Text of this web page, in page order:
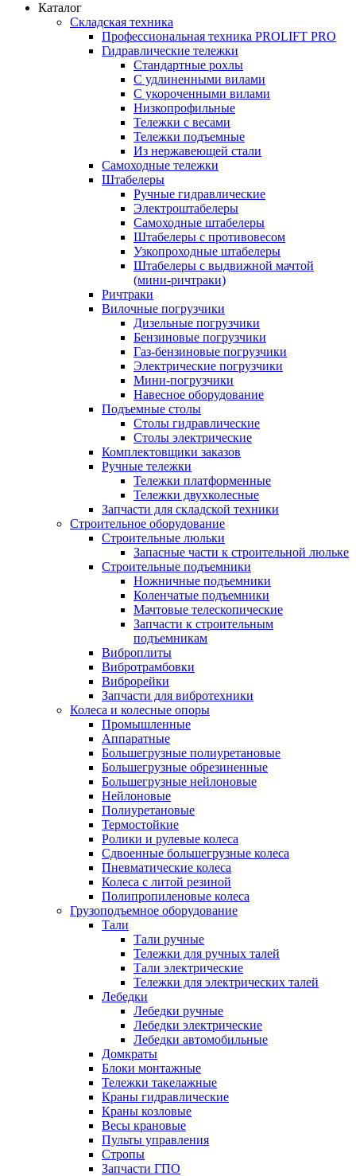
Каталог
Складская техника
Профессиональная техника PROLIFT PRO
Гидравлические тележки
Стандартные рохлы
С удлиненными вилами
С укороченными вилами
Низкопрофильные
Тележки с весами
Тележки подъемные
Из нержавеющей стали
Самоходные тележки
Штабелеры
Ручные гидравлические
Электроштабелеры
Самоходные штабелеры
Штабелеры с противовесом
Узкопроходные штабелеры
Штабелеры с выдвижной мачтой
(мини-ричтраки)
Ричтраки
Вилочные погрузчики
Дизельные погрузчики
Бензиновые погрузчики
Газ-бензиновые погрузчики
Электрические погрузчики
Мини-погрузчики
Навесное оборудование
Подъемные столы
Столы гидравлические
Столы электрические
Комплектовщики заказов
Ручные тележки
Тележки платформенные
Тележки двухколесные
Запчасти для складской техники
Строительное оборудование
Строительные люльки
Запасные части к строительной люльке
Строительные подъемники
Ножничные подъемники
Коленчатые подъемники
Мачтовые телескопические
Запчасти к строительным
подъемникам
Виброплиты
Вибротрамбовки
Виброрейки
Запчасти для вибротехники
Колеса и колесные опоры
Промышленные
Аппаратные
Большегрузные полиуретановые
Большегрузные обрезиненные
Большегрузные нейлоновые
Нейлоновые
Полиуретановые
Термостойкие
Ролики и рулевые колеса
Сдвоенные большегрузные колеса
Пневматические колеса
Колеса с литой резиной
Полипропиленовые колеса
Грузоподъемное оборудование
Тали
Тали ручные
Тележки для ручных талей
Тали электрические
Тележки для электрических талей
Лебедки
Лебедки ручные
Лебедки электрические
Лебедки автомобильные
Домкраты
Блоки монтажные
Тележки такелажные
Краны гидравлические
Краны козловые
Весы крановые
Пульты управления
Стропы
Запчасти ГПО